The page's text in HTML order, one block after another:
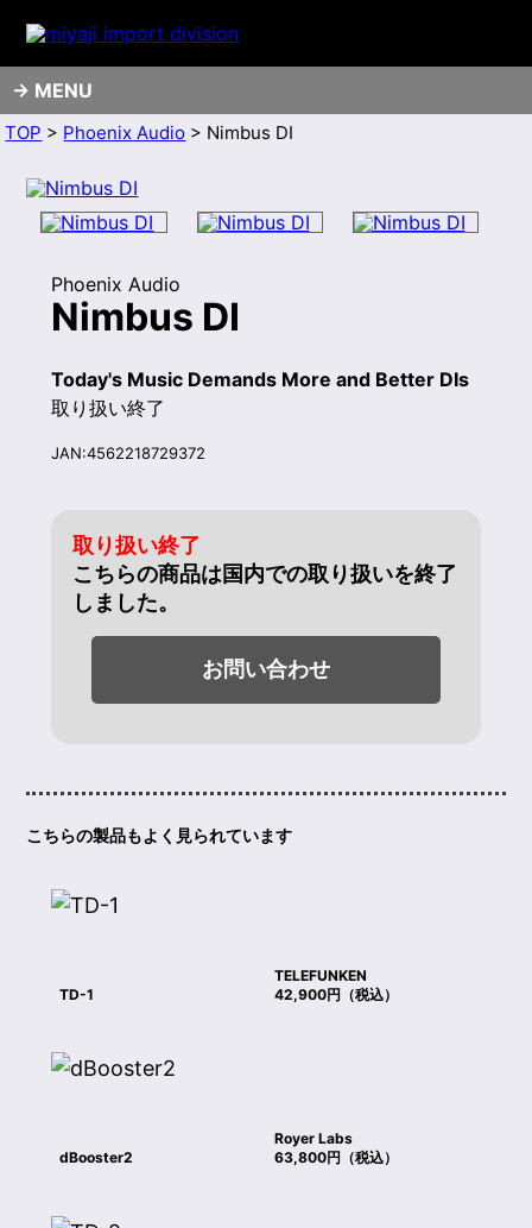
MENU
TOP > Phoenix Audio > Nimbus DI
Phoenix Audio
Nimbus DI
Today's Music Demands More and Better DIs
取り扱い終了
JAN:4562218729372
取り扱い終了
こちらの商品は国内での取り扱いを終了
しました。
お問い合わせ
こちらの製品もよく見られています
TELEFUNKEN
TD-1
42,900円（税込）
Royer Labs
dBooster2
63,800円（税込）